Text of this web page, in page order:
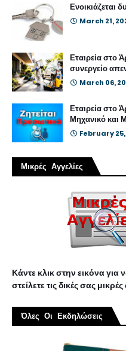
Ενοικιάζεται
March 21,
Εταιρεία στο
συνεργείο
March 06,
Εταιρεία στο
Μηχανικό και
February
Μικρές Αγγελίες
Κάντε κλικ στην εικόνα για
στείλετε τις δικές σας
Όλες Οι Εκδηλώσεις